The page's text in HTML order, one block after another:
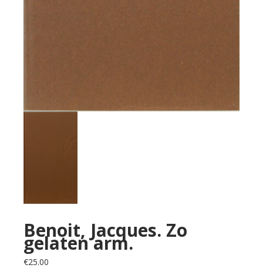
Benoit, Jacques. Zo
gelaten arm.
€25.00